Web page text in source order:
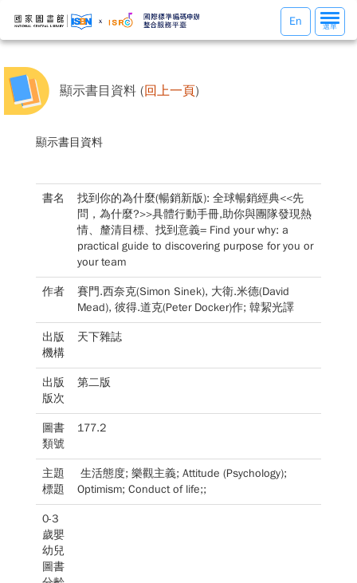
選
單
選單
En
顯示書目資料 (回上一頁)
顯示書目資料
書名
找到你的為什麼(暢銷新版): 全球暢銷經典<<先
問，為什麼?>>具體行動手冊,助你與團隊發現熱
情、釐清目標、找到意義= Find your why: a
practical guide to discovering purpose for you or
your team
作者
賽門.西奈克(Simon Sinek), 大衛.米德(David
Mead), 彼得.道克(Peter Docker)作; 韓絜光譯
出版
機構
天下雜誌
出版
版次
第二版
圖書
類號
177.2
主題
標題
生活態度; 樂觀主義; Attitude (Psychology);
Optimism; Conduct of life;;
0-3
歲嬰
幼兒
圖書